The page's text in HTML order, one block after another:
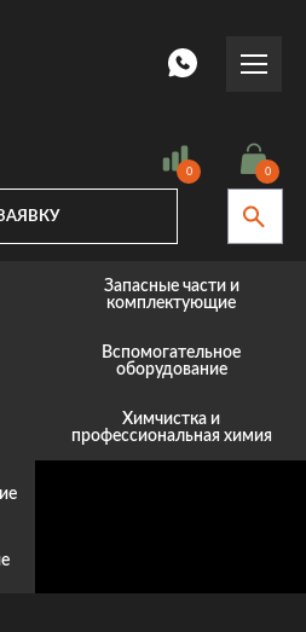
0 0
Запасные части и
комплектующие
Вспомогательное
оборудование
Химчистка и
профессиональная химия